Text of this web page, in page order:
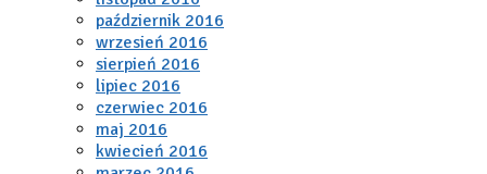
październik 2016
wrzesień 2016
sierpień 2016
lipiec 2016
czerwiec 2016
maj 2016
kwiecień 2016